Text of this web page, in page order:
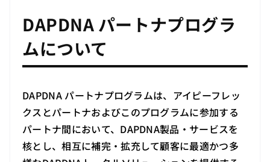
DAPDNA パートナプログラ
ムについて
DAPDNA パートナプログラムは、アイピーフレッ
クスとパートナおよびこのプログラムに参加する
パートナ間において、DAPDNA製品・サービスを
核とし、相互に補完・拡充して顧客に最適かつ多